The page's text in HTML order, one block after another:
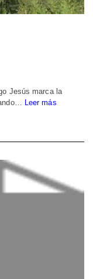
Jesús marca la
Leer más